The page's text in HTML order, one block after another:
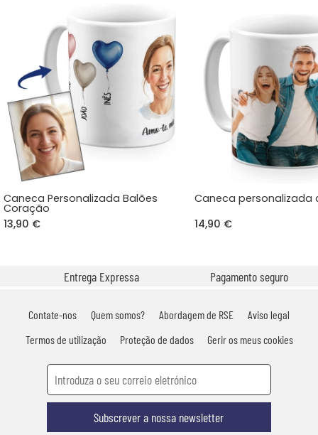
Caneca Personalizada Balões
Coração
13,90 €
Caneca
14,90 €
Entrega Expressa Pagamento seguro
Contate-nos Quem somos? Abordagem de RSE
Aviso legal
Termos de utilização
Proteção de dados Gerir os meus cookies
Subscrever a nossa newsletter